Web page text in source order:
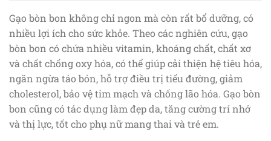
Gạo bòn bon không chỉ ngon mà còn rất bổ dưỡng, có
nhiều lợi ích cho sức khỏe. Theo các nghiên cứu, gạo
bòn bon có chứa nhiều vitamin, khoáng chất, chất xơ
và chất chống oxy hóa, có thể giúp cải thiện hệ tiêu hóa,
ngăn ngừa táo bón, hỗ trợ điều trị tiểu đường, giảm
cholesterol, bảo vệ tim mạch và chống lão hóa. Gạo bòn
bon cũng có tác dụng làm đẹp da, tăng cường trí nhớ
và thị lực, tốt cho phụ nữ mang thai và trẻ em.